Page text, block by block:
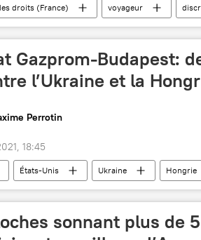
droits (France) voyageur
gens de voyage communautés de
Gazprom-Budapest:
l’Ukraine et la
Perrotin
18:45
États-Unis Ukraine Hongrie
Viktor Orban Peter Szijjarto
sonnant plus de